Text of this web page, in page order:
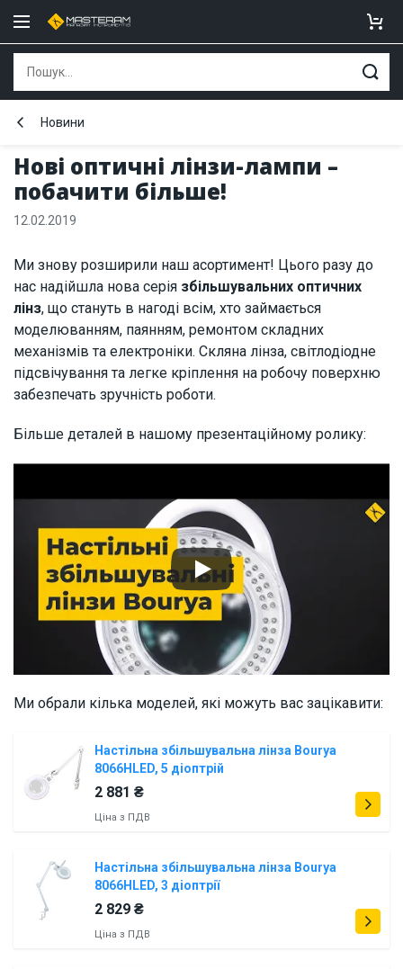
Нові оптичні лінзи-лампи –
побачити більше!
Новини
12.02.2019
Ми знову розширили наш асортимент! Цього разу до
нас надійшла нова серія збільшувальних оптичних
лінз, що стануть в нагоді всім, хто займається
моделюванням, паянням, ремонтом складних
механізмів та електроніки. Скляна лінза, світлодіодне
підсвічування та легке кріплення на робочу поверхню
забезпечать зручність роботи.
Більше деталей в нашому презентаційному ролику:
Ми обрали кілька моделей, які можуть вас зацікавити:
Настільна збільшувальна лінза Bourya
8066HLED, 5 діоптрій
2 881 ₴
Ціна з ПДВ
Настільна збільшувальна лінза Bourya
8066HLED, 3 діоптрії
2 829 ₴
Ціна з ПДВ